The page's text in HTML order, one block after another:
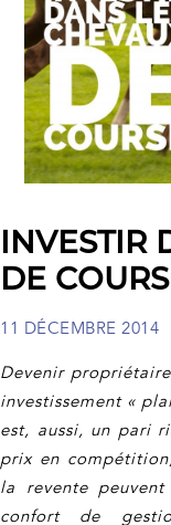
INVESTIR
DE
11 DÉCEMBRE 2014
Devenir
investissement «
est, aussi, un pari
prix en
la revente
confort de